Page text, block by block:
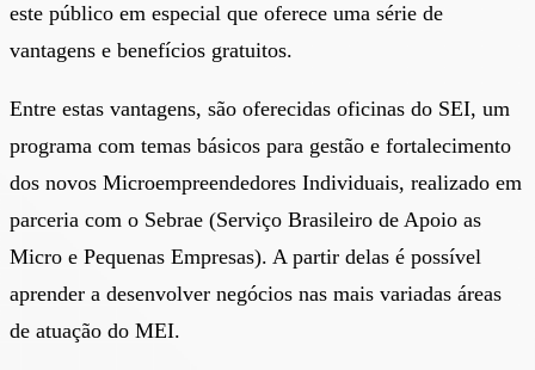
este público em especial que oferece uma série de
vantagens e benefícios gratuitos.
Entre estas vantagens, são oferecidas oficinas do SEI, um
programa com temas básicos para gestão e fortalecimento
dos novos Microempreendedores Individuais, realizado em
parceria com o Sebrae (Serviço Brasileiro de Apoio as
Micro e Pequenas Empresas). A partir delas é possível
aprender a desenvolver negócios nas mais variadas áreas
de atuação do MEI.